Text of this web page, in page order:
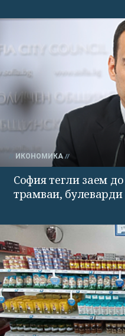
ИКОНОМИКА
София тегли заем
трамваи,